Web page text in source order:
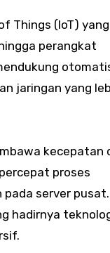
Things (IoT)
perangkat
jaringan yang
kecepatan
proses
server pusat.
hadirnya